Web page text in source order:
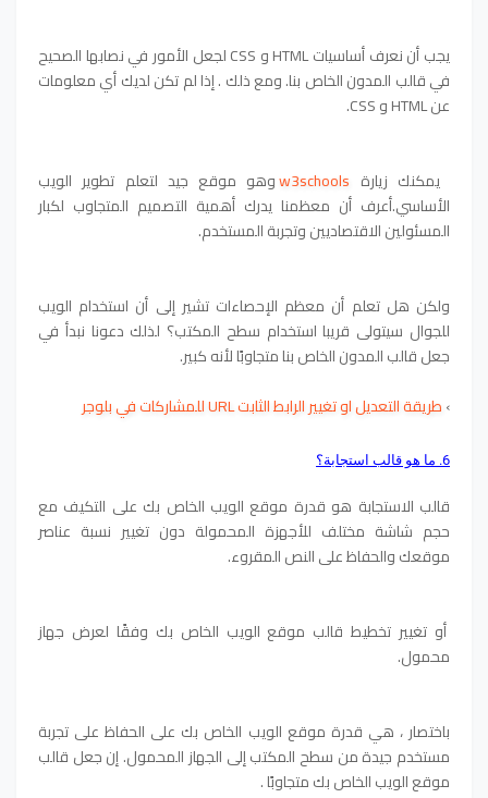
يجب أن نعرف أساسيات HTML و CSS لجعل الأمور في نصابها الصحيح
في قالب المدون الخاص بنا. ومع ذلك .إذا لم تكن لديك أي معلومات
عن HTML و CSS.
يمكنك زيارة w3schoolsوهو موقع جيد لتعلم تطوير الويب
الأساسي.أعرف أن معظمنا يدرك أهمية التصميم المتجاوب لكبار
المسئولين الاقتصاديين وتجربة المستخدم.
ولكن هل تعلم أن معظم الإحصاءات تشير إلى أن استخدام الويب
للجوال سيتولى قريبا استخدام سطح المكتب؟ لذلك دعونا نبدأ في
جعل قالب المدون الخاص بنا متجاوبًا لأنه كبير.
›طريقة التعديل او تغيير الرابط الثابت URL للمشاركات في بلوجر
6. ما هو قالب استجابة؟
قالب الاستجابة هو قدرة موقع الويب الخاص بك على التكيف مع
حجم شاشة مختلف للأجهزة المحمولة دون تغيير نسبة عناصر
موقعك والحفاظ على النص المقروء.
أو تغيير تخطيط قالب موقع الويب الخاص بك وفقًا لعرض جهاز
محمول.
باختصار ، هي قدرة موقع الويب الخاص بك على الحفاظ على تجربة
مستخدم جيدة من سطح المكتب إلى الجهاز المحمول.إن جعل قالب
موقع الويب الخاص بك متجاوبًا .